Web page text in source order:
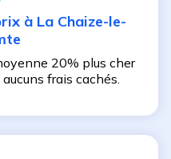
à La Chaize-le-
20% plus cher
frais cachés.